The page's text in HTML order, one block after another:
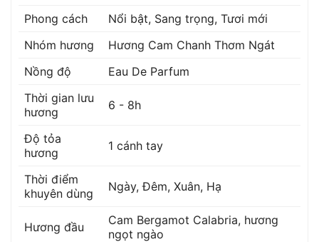
Phong cách
Nổi bật, Sang trọng, Tươi mới
Nhóm hương
Hương Cam Chanh Thơm Ngát
Nồng độ
Eau De Parfum
Thời gian lưu
hương
6 - 8h
Độ tỏa
hương
1 cánh tay
Thời điểm
khuyên dùng
Ngày, Đêm, Xuân, Hạ
Hương đầu Cam Bergamot Calabria, hương
ngọt ngào